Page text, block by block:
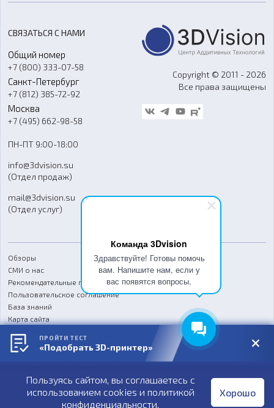
Команда 3Dvision
Здравствуйте! Готовы помочь
вам. Напишите нам, если у
вас появятся вопросы.
Оборудование и материалы для вакуумного литья
Аксессуары и прочее оборудование
Программное обеспечение
Ремонт и услуги
О компании
Контакты
Гос. закупки
Стать дилером
Блог
FAQ
СВЯЗАТЬСЯ С НАМИ
Общий номер
+7 (800) 333-07-58
Санкт-Петербург
+7 (812) 385-72-92
Москва
+7 (495) 662-98-58
ПН-ПТ 9:00-18:00
info@3dvision.su
(Отдел продаж)
mail@3dvision.su
(Отдел услуг)
Copyright © 2011 - 2026
Все права защищены
Обзоры
СМИ о нас
Рекомендательные письма
Пользовательское соглашение
База знаний
Карта сайта
Согласие на обработку персональных данных
Публичная оферта
Пользуясь сайтом, вы соглашаетесь с
использованием cookies и политикой
конфиденциальности.
Хорошо
ПРОЙТИ ТЕСТ
«Подобрать 3D-принтер»